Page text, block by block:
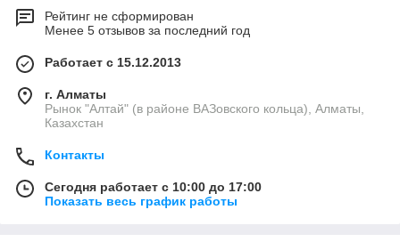
Рейтинг не сформирован
Менее 5 отзывов за последний год
Работает с 15.12.2013
г. Алматы
Рынок "Алтай" (в районе ВАЗовского кольца), Алматы,
Казахстан
Контакты
Сегодня работает с 10:00 до 17:00
Показать весь график работы